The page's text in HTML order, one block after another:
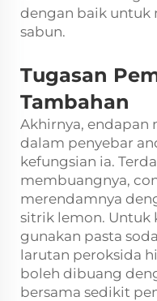
dengan baik untuk
sabun.
Tugasan
Tambahan
Akhirnya, endapan
dalam penyebar
kefungsian ia.
membuangnya,
merendamnya
sitrik lemon. Untuk
gunakan pasta
larutan peroksida
boleh dibuang
bersama sedikit